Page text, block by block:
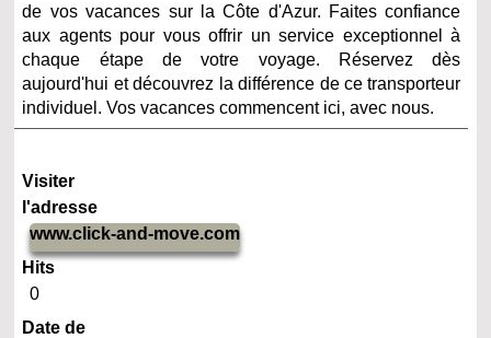
de vos vacances sur la Côte d'Azur. Faites confiance
aux agents pour vous offrir un service exceptionnel à
chaque étape de votre voyage. Réservez dès
aujourd'hui et découvrez la différence de ce transporteur
individuel. Vos vacances commencent ici, avec nous.
Visiter
l'adresse
www.click-and-move.com
Hits
0
Date de